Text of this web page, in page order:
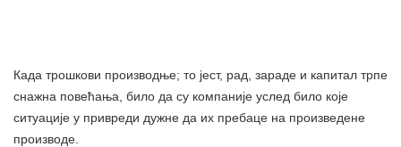
Када трошкови производње; то јест, рад, зараде и капитал трпе
снажна повећања, било да су компаније услед било које
ситуације у привреди дужне да их пребаце на произведене
производе.